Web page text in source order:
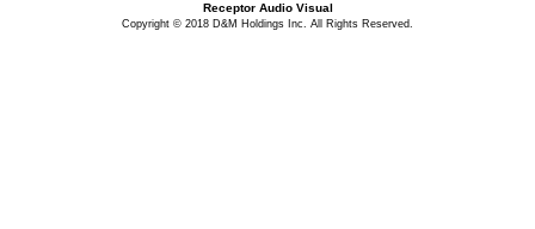
Receptor Audio Visual
Copyright © 2018 D&M Holdings Inc. All Rights Reserved.